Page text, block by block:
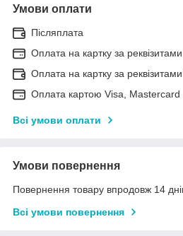
Умови оплати
Післяплата
Оплата на картку за
Оплата на картку за
Оплата картою Visa, Mastercard
Всі умови оплати
Умови повернення
Повернення товару впродовж 14
Всі умови повернення